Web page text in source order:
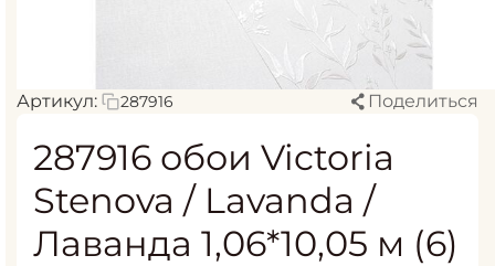
Артикул: 287916 Поделиться
287916 обои Victoria
Stenova / Lavanda /
Лаванда 1,06*10,05 м (6)